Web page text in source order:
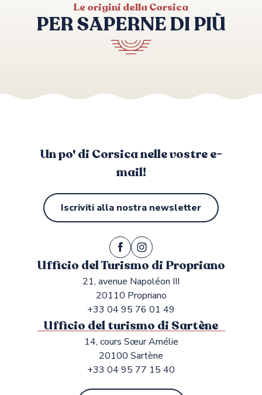
Le origini della Corsica
PER SAPERNE DI PIÙ
Un po' di Corsica nelle vostre e-
mail!
Iscriviti alla nostra newsletter
Ufficio del Turismo di Propriano
21, avenue Napoléon III
20110 Propriano
+33 04 95 76 01 49
Ufficio del turismo di Sartène
14, cours Sœur Amélie
20100 Sartène
+33 04 95 77 15 40